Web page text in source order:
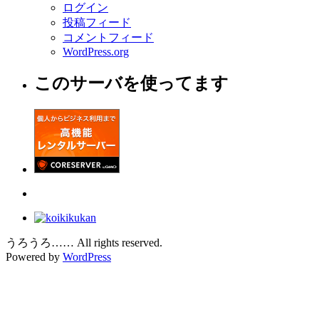
ログイン
投稿フィード
コメントフィード
WordPress.org
このサーバを使ってます
うろうろ…… All rights reserved.
Powered by WordPress